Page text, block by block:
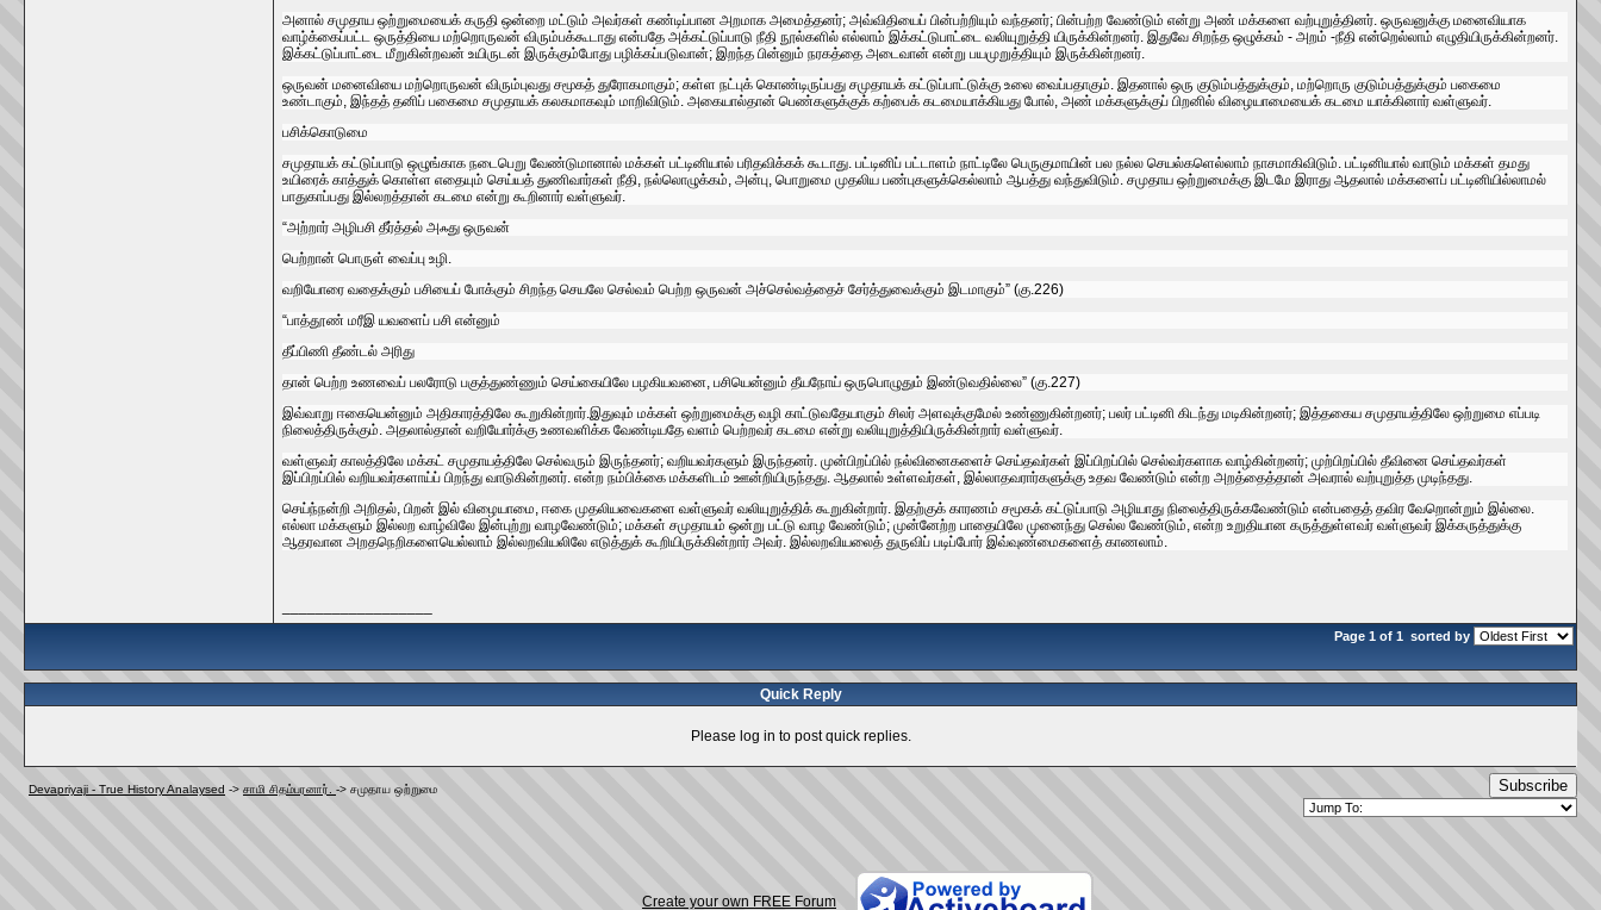
அனால்‌ சமுதாய ஒற்றுமையைக்‌ கருதி ஒன்றை மட்டும்‌ அவர்கள்‌ கண்டிப்பான அறமாக அமைத்தனர்‌; அவ்விதியைப்‌ பின்பற்றியும்‌ வந்தனர்‌; பின்பற்ற வேண்டும்‌ என்று அண்‌ மக்களை வற்புறுத்தினர்‌. ஒருவனுக்கு மனைவியாக
வாழ்க்கைப்பட்ட ஒருத்தியை மற்றொருவன்‌ விரும்பக்கூடாது என்பதே அக்‌கட்டுப்பாடு நீதி நூல்களில்‌ எல்லாம்‌ இக்கட்டுபாட்டை வலியுறுத்தி யிருக்கின்றனர்‌. இதுவே சிறந்த ஒழுக்கம்‌ - அறம்‌ -நீதி என்றெல்லாம்‌ எழுதியிருக்கின்றனர்‌.
இக்கட்டுப்பாட்டை மீறுகின்றவன்‌ உயிருடன்‌ இருக்கும்போது பழிக்கப்படுவான்‌; இறந்த பின்னும்‌ நரகத்தை அடைவான்‌ என்று பயமுறுத்தியும்‌ இருக்கின்றனர்‌.
ஒருவன்‌ மனைவியை மற்றொருவன்‌ விரும்புவது சமூகத்‌ துரோகமாகும்‌; கள்ள நட்புக்‌ கொண்டிருப்பது சமுதாயக்‌ கட்டுப்பாட்டுக்கு உலை வைப்பதாகும்‌. இதனால்‌ ஒரு குடும்‌பத்துக்கும்‌, மற்றொரு குடும்பத்துக்கும்‌ பகைமை
உண்டாகும்‌, இந்தத்‌ தனிப்‌ பகைமை சமுதாயக்‌ கலகமாகவும்‌ மாறிவிடும்‌. அகையால்தான்‌ பெண்களுக்குக்‌ கற்பைக்‌ கடமையாக்கியது போல்‌, அண்‌ மக்களுக்குப்‌ பிறனில்‌ விழையாமையைக்‌ கடமை யாக்கினார்‌ வள்ளுவர்‌.
பசிக்கொடுமை
சமுதாயக்‌ கட்டுப்பாடு ஒழுங்காக நடைபெறு வேண்டுமானால்‌ மக்கள்‌ பட்டினியால்‌ பரிதவிக்கக்‌ கூடாது. பட்டினிப்‌ பட்டாளம்‌ நாட்டிலே பெருகுமாயின்‌ பல நல்ல செயல்களெல்லாம்‌ நாசமாகிவிடும்‌. பட்டினியால்‌ வாடும்‌ மக்கள்‌ தமது
உயிரைக்‌ காத்துக்‌ கொள்ள எதையும்‌ செய்யத்‌ துணிவார்கள்‌ நீதி, நல்லொழுக்கம்‌, அன்பு, பொறுமை முதலிய பண்புகளுக்கெல்லாம்‌ ஆபத்து வந்துவிடும்‌. சமுதாய ஒற்றுமைக்கு இடமே இராது ஆதலால்‌ மக்களைப்‌ பட்டினியில்லாமல்‌
பாதுகாப்பது இல்லறத்தான்‌ கடமை என்று கூறினார்‌ வள்ளுவர்‌.
“அற்றார்‌ அழிபசி தீர்த்தல்‌ அஃது ஒருவன்‌
பெற்றான்‌ பொருள்‌ வைப்பு உழி.
வறியோரை வதைக்கும்‌ பசியைப்‌ போக்கும்‌ சிறந்த செயலே செல்வம்‌ பெற்ற ஒருவன்‌ அச்செல்வத்தைச்‌ சேர்த்துவைக்கும்‌ இடமாகும்‌” (கு.226)
“பாத்தூண்‌ மரீஇ யவளைப்‌ பசி என்னும்‌
தீப்பிணி தீண்டல்‌ அரிது
தான்‌ பெற்ற உணவைப்‌ பலரோடு பகுத்துண்ணும்‌ செய்‌கையிலே பழகியவனை, பசியென்னும்‌ தீயநோய்‌ ஒருபொழுதும்‌ இண்டுவதில்லை” (கு.227)
இவ்வாறு ஈகையென்னும்‌ அதிகாரத்திலே கூறுகின்றார்‌.இதுவும்‌ மக்கள்‌ ஒற்றுமைக்கு வழி காட்டுவதேயாகும்‌ சிலர்‌ அளவுக்குமேல்‌ உண்ணுகின்றனர்‌; பலர்‌ பட்டினி கிடந்து மடிகின்றனர்‌; இத்தகைய சமுதாயத்திலே ஒற்றுமை எப்படி
நிலைத்திருக்கும்‌. அதலால்தான்‌ வறியோர்க்கு உணவளிக்க வேண்டியதே வளம்‌ பெற்றவர்‌ கடமை என்று வலியுறுத்தியிருக்‌கின்றார்‌ வள்ளுவர்‌.
வள்ளுவர்‌ காலத்திலே மக்கட்‌ சமுதாயத்திலே செல்வரும்‌ இருந்தனர்‌; வறியவர்களும்‌ இருந்தனர்‌. முன்பிறப்பில்‌ நல்வினைகளைச்‌ செய்தவர்கள்‌ இப்பிறப்பில்‌ செல்வர்களாக வாழ்‌கின்றனர்‌; முற்பிறப்பில்‌ தீவினை செய்தவர்கள்‌
இப்பிறப்பில்‌ வறியவர்களாய்ப்‌ பிறந்து வாடுகின்றனர்‌. என்ற நம்பிக்கை மக்களிடம்‌ ஊன்றியிருந்தது. ஆதலால்‌ உள்ளவர்கள்‌, இல்லாதவரார்களுக்கு உதவ வேண்டும்‌ என்ற அறத்தைத்தான்‌ அவரால்‌ வற்புறுத்த முடிந்தது.
செய்ந்நன்றி அறிதல்‌, பிறன்‌ இல்‌ விழையாமை, ஈகை முதலியவைகளை வள்ளுவர்‌ வலியுறுத்திக்‌ கூறுகின்றார்‌. இதற்குக்‌ காரணம்‌ சமூகக்‌ கட்டுப்பாடு அழியாது நிலைத்திருக்கவேண்டும்‌ என்பதைத்‌ தவிர வேறொன்றும்‌ இல்லை.
எல்லா மக்களும்‌ இல்லற வாழ்விலே இன்புற்று வாழவேண்டும்‌; மக்கள்‌ சமுதாயம்‌ ஒன்று பட்டு வாழ வேண்டும்‌; முன்னேற்ற பாதையிலே முனைந்து செல்ல வேண்டும்‌, என்ற உறுதியான கருத்துள்ளவர்‌ வள்ளுவர்‌ இக்கருத்துக்கு
ஆதரவான அறதநெறிகளையெல்லாம்‌ இல்லறவியலிலே எடுத்துக்‌ கூறியிருக்கின்றார்‌ அவர்‌. இல்லறவியலைத்‌ துருவிப்‌ படிப்போர்‌ இவ்வுண்மைகளைத்‌ காணலாம்‌.
Page 1 of 1 sorted by
Quick Reply
Please log in to post quick replies.
Devapriyaji - True History Analaysed -> சாமி சிதம்பரனார். -> சமுதாய ஒற்றுமை Subscribe
Create your own FREE Forum